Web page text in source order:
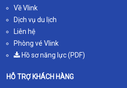
Về Vlink
Dịch vụ du lịch
Liên hệ
Phòng vé Vlink
Hồ sơ năng lực (PDF)
HỖ TRỢ KHÁCH HÀNG